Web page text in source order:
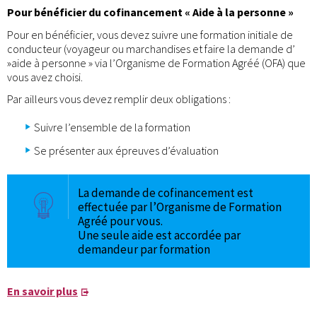
Pour bénéficier du cofinancement « Aide à la personne »
Pour en bénéficier, vous devez suivre une formation initiale de
conducteur (voyageur ou marchandises et faire la demande d’
»aide à personne » via l’Organisme de Formation Agréé (OFA) que
vous avez choisi.
Par ailleurs vous devez remplir deux obligations :
Suivre l’ensemble de la formation
Se présenter aux épreuves d’évaluation
La demande de cofinancement est
effectuée par l’Organisme de Formation
Agréé pour vous.
Une seule aide est accordée par
demandeur par formation
En savoir plus